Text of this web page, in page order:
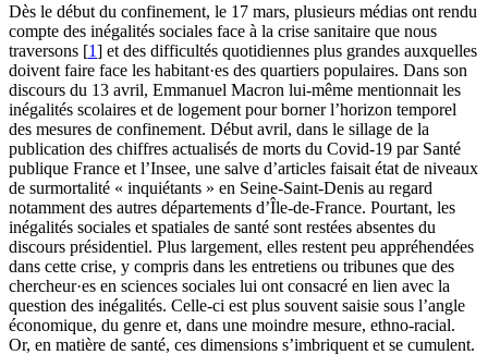
Dès le début du confinement, le 17 mars, plusieurs médias ont rendu
compte des inégalités sociales face à la crise sanitaire que nous
traversons [1] et des difficultés quotidiennes plus grandes auxquelles
doivent faire face les habitant·es des quartiers populaires. Dans son
discours du 13 avril, Emmanuel Macron lui-même mentionnait les
inégalités scolaires et de logement pour borner l’horizon temporel
des mesures de confinement. Début avril, dans le sillage de la
publication des chiffres actualisés de morts du Covid-19 par Santé
publique France et l’Insee, une salve d’articles faisait état de niveaux
de surmortalité « inquiétants » en Seine-Saint-Denis au regard
notamment des autres départements d’Île-de-France. Pourtant, les
inégalités sociales et spatiales de santé sont restées absentes du
discours présidentiel. Plus largement, elles restent peu appréhendées
dans cette crise, y compris dans les entretiens ou tribunes que des
chercheur·es en sciences sociales lui ont consacré en lien avec la
question des inégalités. Celle-ci est plus souvent saisie sous l’angle
économique, du genre et, dans une moindre mesure, ethno-racial.
Or, en matière de santé, ces dimensions s’imbriquent et se cumulent.